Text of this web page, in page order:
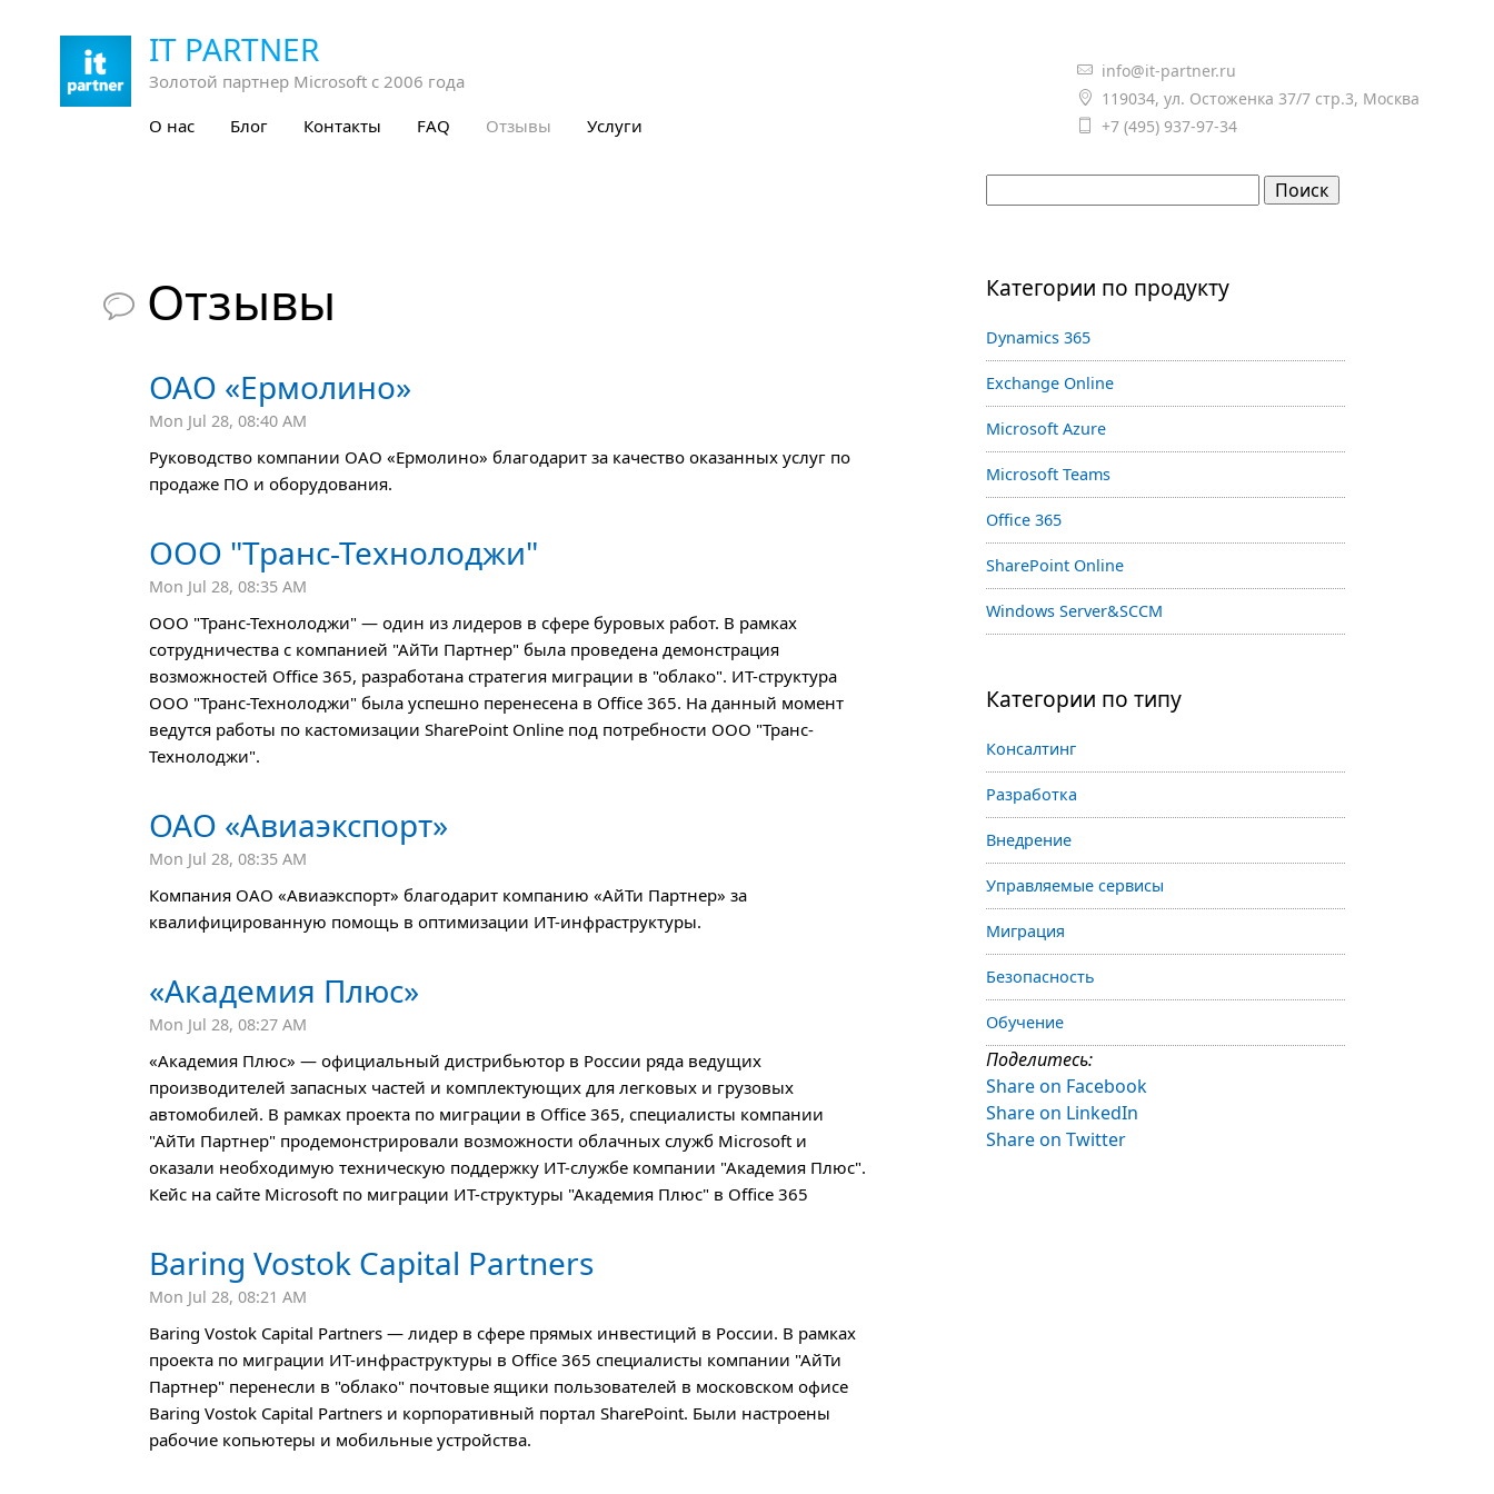
 info@it-partner.ru
 119034, ул. Остоженка 37/7 стр.3, Москва
 +7 (495) 937-97-34
IT PARTNER
Золотой партнер Microsoft с 2006 года
О нас
Блог Контакты FAQ Отзывы Услуги
Отзывы
ОАО «Ермолино»
Mon Jul 28, 08:40 AM
Руководство компании ОАО «Ермолино» благодарит за качество оказанных услуг по
продаже ПО и оборудования.
ООО "Транс-Технолоджи"
Mon Jul 28, 08:35 AM
ООО "Транс-Технолоджи" — один из лидеров в сфере буровых работ. В рамках
сотрудничества с компанией "АйТи Партнер" была проведена демонстрация
возможностей Office 365, разработана стратегия миграции в "облако". ИТ-структура
ООО "Транс-Технолоджи" была успешно перенесена в Office 365. На данный момент
ведутся работы по кастомизации SharePoint Online под потребности ООО "Транс-
Технолоджи".
ОАО «Авиаэкспорт»
Mon Jul 28, 08:35 AM
Компания ОАО «Авиаэкспорт» благодарит компанию «АйТи Партнер» за
квалифицированную помощь в оптимизации ИТ-инфраструктуры.
«Академия Плюс»
Mon Jul 28, 08:27 AM
«Академия Плюс» — официальный дистрибьютор в России ряда ведущих
производителей запасных частей и комплектующих для легковых и грузовых
автомобилей. В рамках проекта по миграции в Office 365, специалисты компании
"АйТи Партнер" продемонстрировали возможности облачных служб Microsoft и
оказали необходимую техническую поддержку ИТ-службе компании "Академия Плюс".
Кейс на сайте Microsoft по миграции ИТ-структуры "Академия Плюс" в Office 365
Baring Vostok Capital Partners
Mon Jul 28, 08:21 AM
Baring Vostok Capital Partners — лидер в сфере прямых инвестиций в России. В рамках
проекта по миграции ИТ-инфраструктуры в Office 365 специалисты компании "АйТи
Партнер" перенесли в "облако" почтовые ящики пользователей в московском офисе
Baring Vostok Capital Partners и корпоративный портал SharePoint. Были настроены
рабочие копьютеры и мобильные устройства.
Категории по продукту
Dynamics 365
Exchange Online
Microsoft Azure
Microsoft Teams
Office 365
SharePoint Online
Windows Server&SCCM
Категории по типу
Консалтинг
Разработка
Внедрение
Управляемые сервисы
Миграция
Безопасность
Обучение
Поделитесь:
Share on Facebook
Share on LinkedIn
Share on Twitter